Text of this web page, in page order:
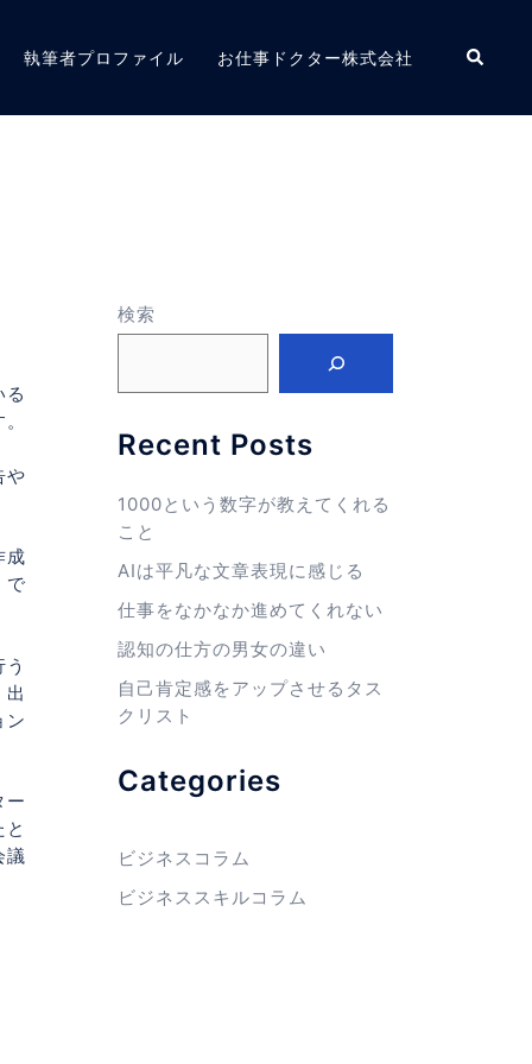
執筆者プロファイル お仕事ドクター株式会社
検
索
や
成
で
ン
ー
議
検索
Recent Posts
1000という数字が教えてくれる
こと
AIは平凡な文章表現に感じる
仕事をなかなか進めてくれない
認知の仕方の男女の違い
自己肯定感をアップさせるタス
クリスト
Categories
ビジネスコラム
ビジネススキルコラム